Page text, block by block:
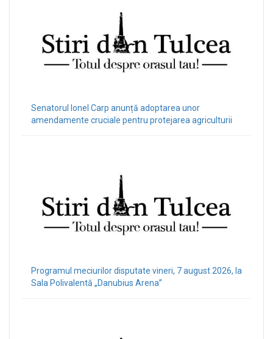
Senatorul Ionel Carp anunță adoptarea unor
amendamente cruciale pentru protejarea agriculturii
Programul meciurilor disputate vineri, 7 august 2026, la
Sala Polivalentă „Danubius Arena”